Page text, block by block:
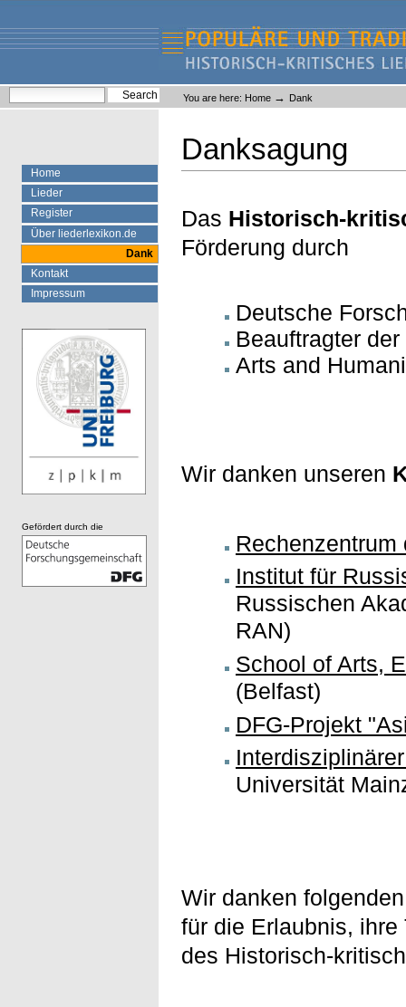
content.
navigation
Liederlexikon
Personal
tools
You are here: Home → Dank
Danksagung
Das Historisch-
Förderung durch
Deutsche
Beauftragter
Arts and
Wir danken unseren
Institut für
Russischen
RAN)
School of Arts,
(Belfast)
DFG-Projekt
Universität
Wir danken
für die Erlaubnis,
des Historisch-
Home
Lieder
Register
Über liederlexikon.de
Dank
Kontakt
Impressum
Gefördert durch die